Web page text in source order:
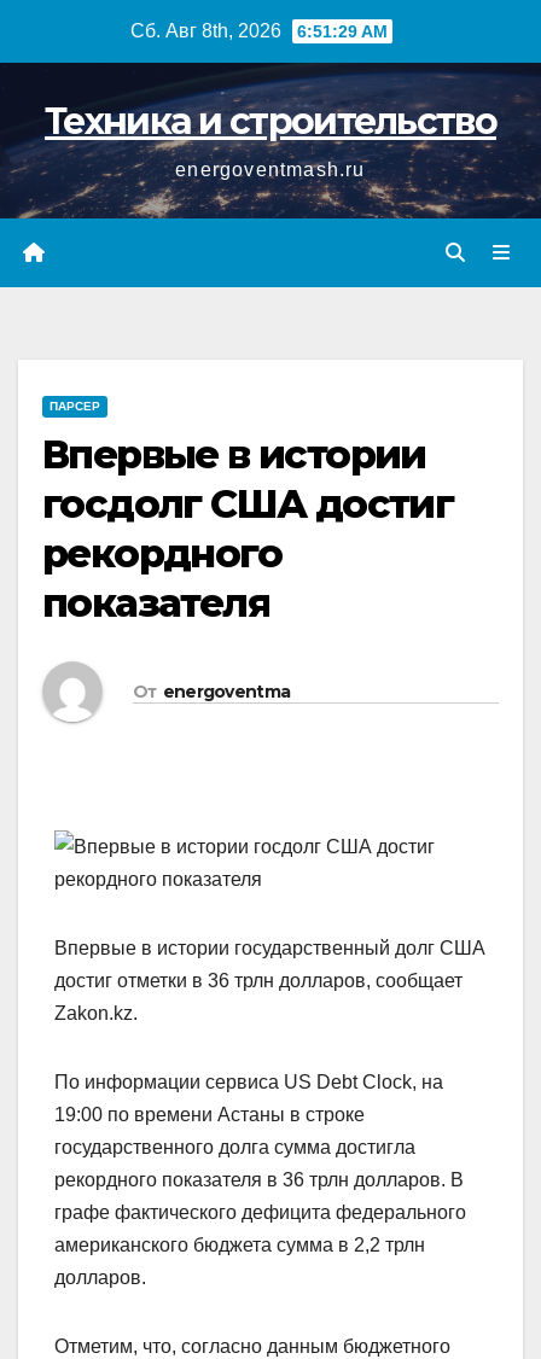
Сб. Авг 8th, 2026 6:51:29 AM
Техника и строительство
energoventmash.ru
ПАРСЕР
Впервые в истории
госдолг США достиг
рекордного
показателя
От energoventma
Впервые в истории государственный долг США
достиг отметки в 36 трлн долларов, сообщает
Zakon.kz.
По информации сервиса US Debt Clock, на
19:00 по времени Астаны в строке
государственного долга сумма достигла
рекордного показателя в 36 трлн долларов. В
графе фактического дефицита федерального
американского бюджета сумма в 2,2 трлн
долларов.
Отметим, что, согласно данным бюджетного